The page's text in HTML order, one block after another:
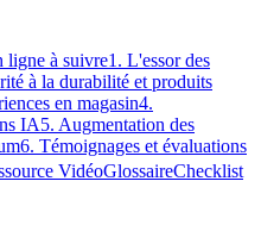
ligne à suivre1. L'essor des
à la durabilité et produits
en magasin4.
IA5. Augmentation des
6. Témoignages et évaluations
VidéoGlossaireChecklist